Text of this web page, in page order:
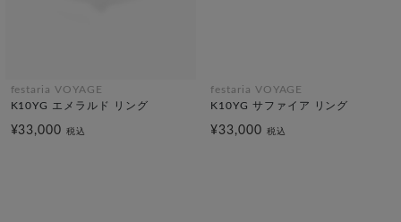
festaria VOYAGE
K10YG エメラルド リング
¥33,000税込
festaria VOYAGE
K10YG サファイア リング
¥33,000 税込